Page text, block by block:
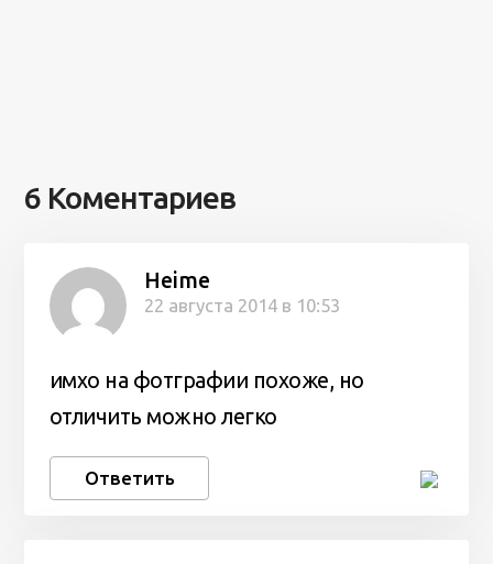
6 Коментариев
Heime
22 августа 2014 в 10:53
имхо на фотграфии похоже, но
отличить можно легко
Ответить